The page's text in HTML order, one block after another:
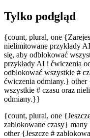
Tylko podgląd
{count, plural, one
nielimitowane przykłady
się, aby odblokować
przykłady AI i ćwiczenia
odblokować wszystkie #
ćwiczenia odmiany.}
wszystkie # czasu oraz
odmiany.}}
{count, plural, one
zablokowane czasy}
other {Jeszcze #